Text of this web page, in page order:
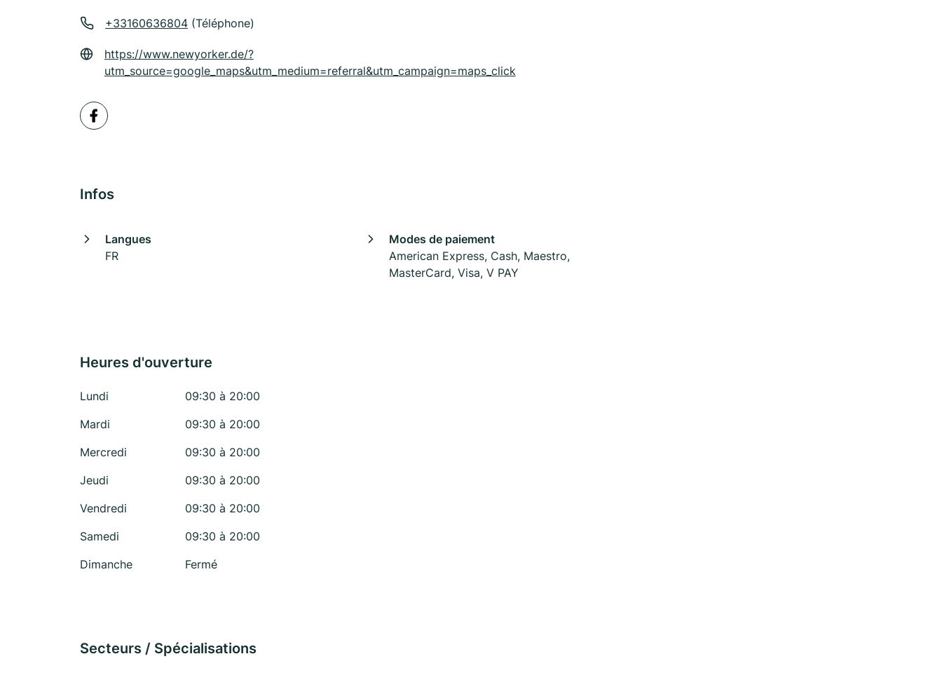
+33160636804 (Téléphone)
https://www.newyorker.de/?
utm_source=google_maps&utm_medium=referral&utm_campaign=maps_click
Infos
Langues
FR
Modes de paiement
American Express, Cash, Maestro,
MasterCard, Visa, V PAY
Heures d'ouverture
Lundi
09:30 à 20:00
Mardi
09:30 à 20:00
Mercredi
09:30 à 20:00
Jeudi
09:30 à 20:00
Vendredi
09:30 à 20:00
Samedi
09:30 à 20:00
Dimanche
Fermé
Secteurs / Spécialisations